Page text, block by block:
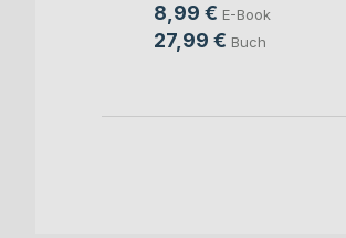
8,99 € E-Book
27,99 € Buch